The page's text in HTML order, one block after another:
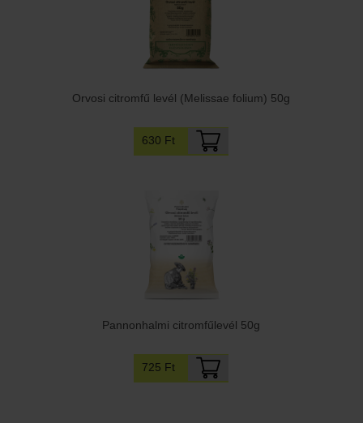
Orvosi citromfű levél (Melissae folium) 50g
630 Ft
Pannonhalmi citromfűlevél 50g
725 Ft